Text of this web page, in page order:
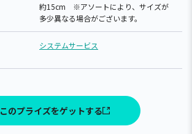
約15cm ※アソートにより、サイズが
多少異なる場合がございます。
システムサービス
このプライズをゲットする